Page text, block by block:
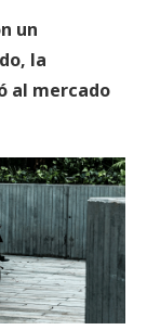
un
la
al mercado